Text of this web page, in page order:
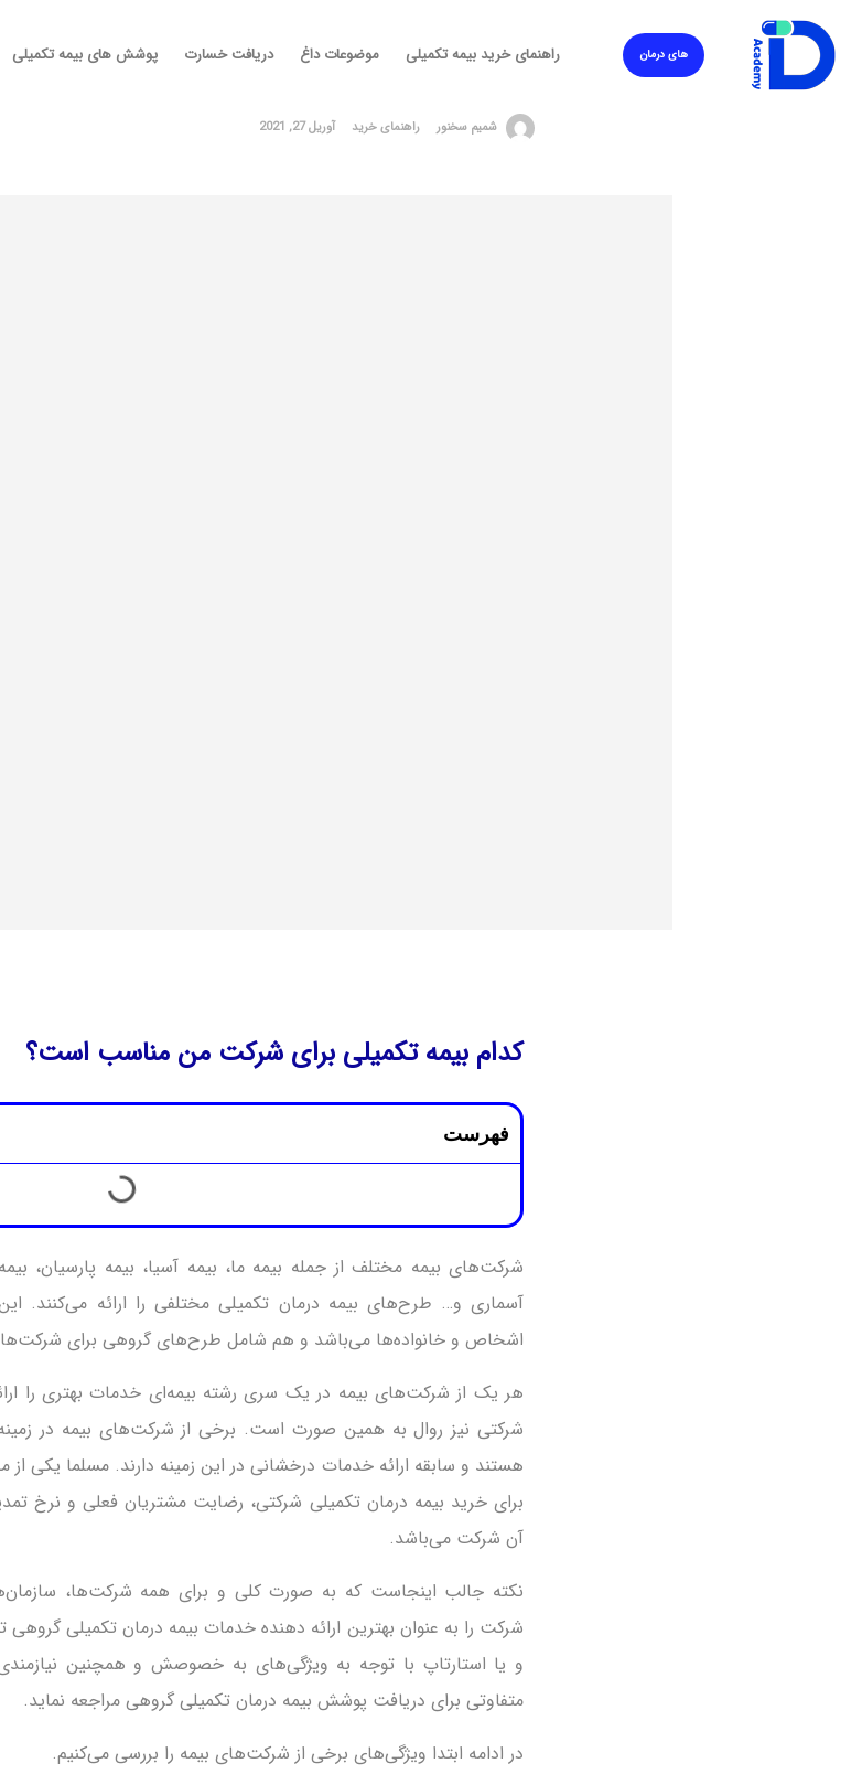
های درمان راهنمای خرید بیمه تکمیلی موضوعات داغ دریافت خسارت پوشش های بیمه تکمیلی
شمیم سخنور راهنمای خرید آوریل 27, 2021
کدام بیمه تکمیلی برای شرکت من مناسب است؟
فهرست
شرکت‌های بیمه مختلف از جمله بیمه ما، بیمه آسیا، بیمه پارسیان،
آسماری و… طرح‌های بیمه درمان تکمیلی مختلفی را ارائه می‌کنند.
اشخاص و خانواده‌ها می‌باشد و هم شامل طرح‌های گروهی برای شرکت‌ها
هر یک از شرکت‌های بیمه در یک سری رشته بیمه‌ای خدمات بهتری را
شرکتی نیز روال به همین صورت است. برخی از شرکت‌های بیمه در زمینه
هستند و سابقه ارائه خدمات درخشانی در این زمینه دارند. مسلما یکی
برای خرید بیمه درمان تکمیلی شرکتی، رضایت مشتریان فعلی و نرخ
آن شرکت می‌باشد.
نکته جالب اینجاست که به صورت کلی و برای همه شرکت‌ها،
شرکت را به عنوان بهترین ارائه دهنده خدمات بیمه درمان تکمیلی
و یا استارتاپ با توجه به ویژگی‌های به خصوصش و همچنین
متفاوتی برای دریافت پوشش بیمه درمان تکمیلی گروهی مراجعه نماید.
در ادامه ابتدا ویژگی‌های برخی از شرکت‌های بیمه را بررسی می‌کنیم.